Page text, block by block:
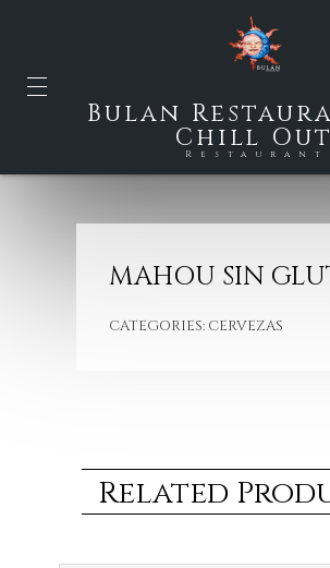
Bulan
Chill Out
Restaurant
MAHOU SIN
CATEGORIES: CERVEZAS
Related